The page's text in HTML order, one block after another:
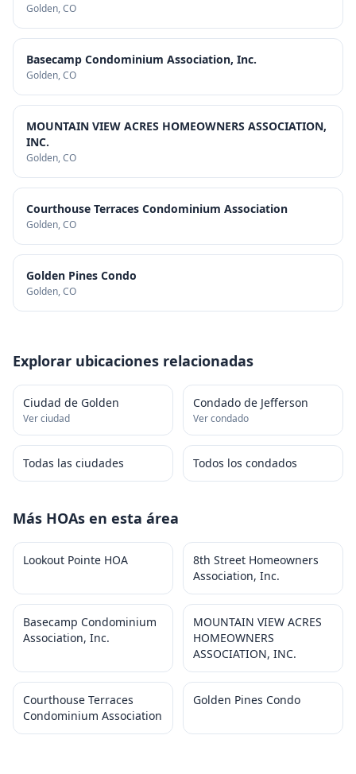
Golden, CO
Basecamp Condominium Association, Inc.
Golden, CO
MOUNTAIN VIEW ACRES HOMEOWNERS ASSOCIATION,
INC.
Golden, CO
Courthouse Terraces Condominium Association
Golden, CO
Golden Pines Condo
Golden, CO
Explorar ubicaciones relacionadas
Ciudad de Golden
Ver ciudad
Condado de Jefferson
Ver condado
Todas las ciudades Todos los condados
Más HOAs en esta área
Lookout Pointe HOA
8th Street Homeowners
Association, Inc.
Basecamp Condominium
Association, Inc.
MOUNTAIN VIEW ACRES
HOMEOWNERS
ASSOCIATION, INC.
Courthouse Terraces
Condominium Association
Golden Pines Condo